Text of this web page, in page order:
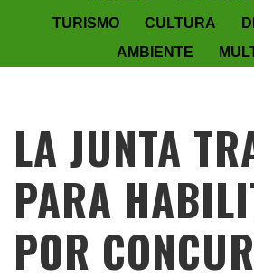
TURISMO
CULTURA
AMBIENTE
LA JUNTA
PARA
POR